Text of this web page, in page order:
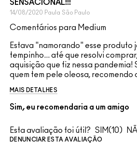
SENSACIONAL!!!
14/08/2020 Paula São Paulo
Comentários para Medium
Estava "namorando" esse produto
tempinho... até que resolvi
aquisição que fiz nessa pandemia!
quem tem pele oleosa, recomendo
MAIS DETALHES
Sim, eu recomendaria a um amigo
Esta avaliação foi útil? 10
DENUNCIAR ESTA AVALIAÇÃO